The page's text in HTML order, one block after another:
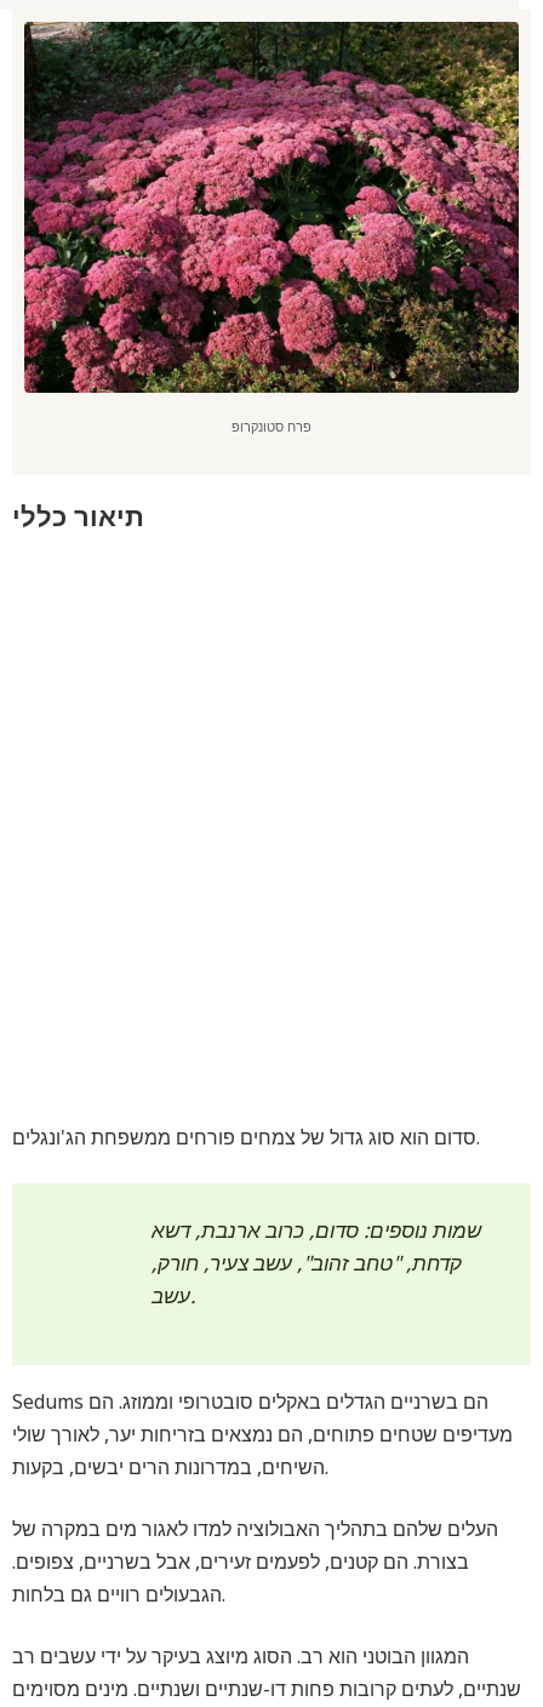
פרח סטונקרופ
תיאור כללי
סדום הוא סוג גדול של צמחים פורחים ממשפחת הג'ונגלים.
שמות נוספים: סדום, כרוב ארנבת, דשא
קדחת, "טחב זהוב", עשב צעיר, חורק,
עשב.
Sedums הם בשרניים הגדלים באקלים סובטרופי וממוזג. הם
מעדיפים שטחים פתוחים, הם נמצאים בזריחות יער, לאורך שולי
השיחים, במדרונות הרים יבשים, בקעות.
העלים שלהם בתהליך האבולוציה למדו לאגור מים במקרה של
בצורת. הם קטנים, לפעמים זעירים, אבל בשרניים, צפופים.
הגבעולים רוויים גם בלחות.
המגוון הבוטני הוא רב. הסוג מיוצג בעיקר על ידי עשבים רב
שנתיים, לעתים קרובות פחות דו-שנתיים ושנתיים. מינים מסוימים